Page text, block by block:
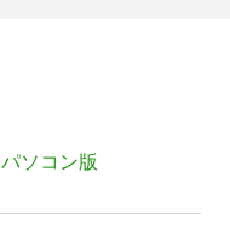
パソコン版